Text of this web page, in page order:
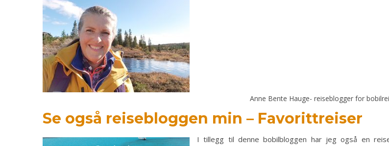
Anne Bente Hauge- reiseblogger for
Se også reisebloggen min – Favorittreiser
I tillegg til denne bobilbloggen har jeg også en